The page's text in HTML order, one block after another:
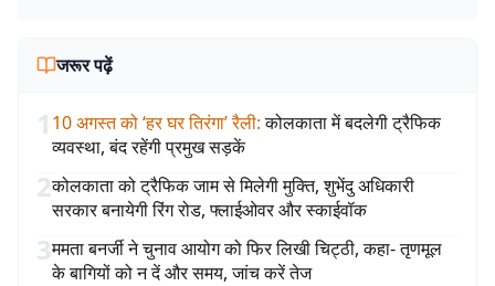
जरूर पढ़ें
1 10 अगस्त को ‘हर घर तिरंगा’ रैली: कोलकाता में बदलेगी ट्रैफिक
व्यवस्था, बंद रहेंगी प्रमुख सड़कें
2कोलकाता को ट्रैफिक जाम से मिलेगी मुक्ति, शुभेंदु अधिकारी
सरकार बनायेगी रिंग रोड, फ्लाईओवर और स्काईवॉक
3ममता बनर्जी ने चुनाव आयोग को फिर लिखी चिट्ठी, कहा- तृणमूल
के बागियों को न दें और समय, जांच करें तेज